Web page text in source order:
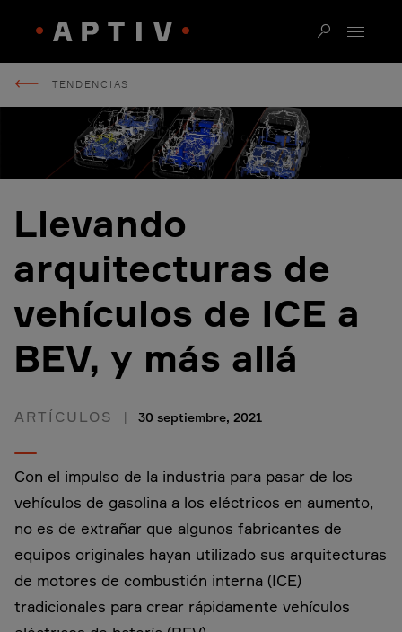
TENDENCIAS
Llevando
arquitecturas de
vehículos de ICE a
BEV, y más allá
ARTÍCULOS 30 septiembre, 2021
Con el impulso de la industria para pasar de los
vehículos de gasolina a los eléctricos en aumento,
no es de extrañar que algunos fabricantes de
equipos originales hayan utilizado sus arquitecturas
de motores de combustión interna (ICE)
tradicionales para crear rápidamente vehículos